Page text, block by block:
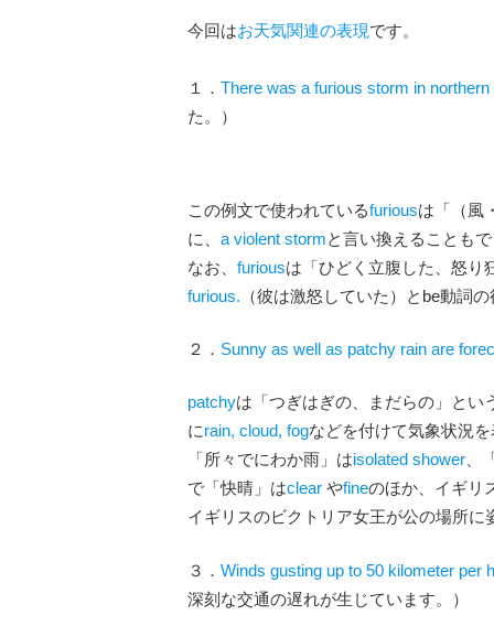
今回はお天気関連の表現です。
１． There was a furious storm in northern
た。）
この例文で使われているfuriousは「（風
に、 a violent stormと言い換えることも
なお、 furiousは「ひどく立腹した、怒り
furious. （彼は激怒していた）とbe動詞
２． Sunny as well as patchy rain are
patchyは「つぎはぎの、まだらの」とい
にrain, cloud, fogなどを付けて気象状況
「所々でにわか雨」はisolated shower、
で「快晴」はclearやfineのほか、イギリ
イギリスのビクトリア女王が公の場所
３． Winds gusting up to 50 kilometer per
深刻な交通の遅れが生じています。）